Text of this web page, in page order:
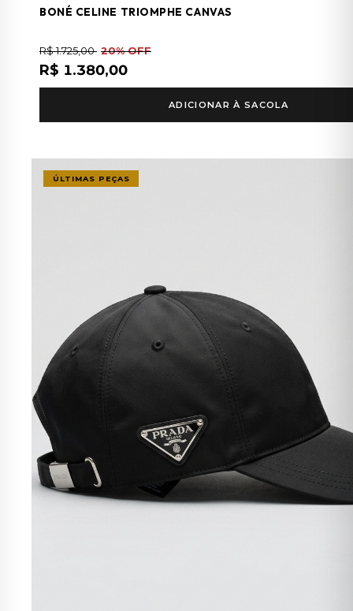
BONÉ CELINE TRIOMPHE CANVAS
R$ 1.725,00 20% OFF
R$ 1.380,00
ADICIONAR À SACOLA
ÚLTIMAS PEÇAS